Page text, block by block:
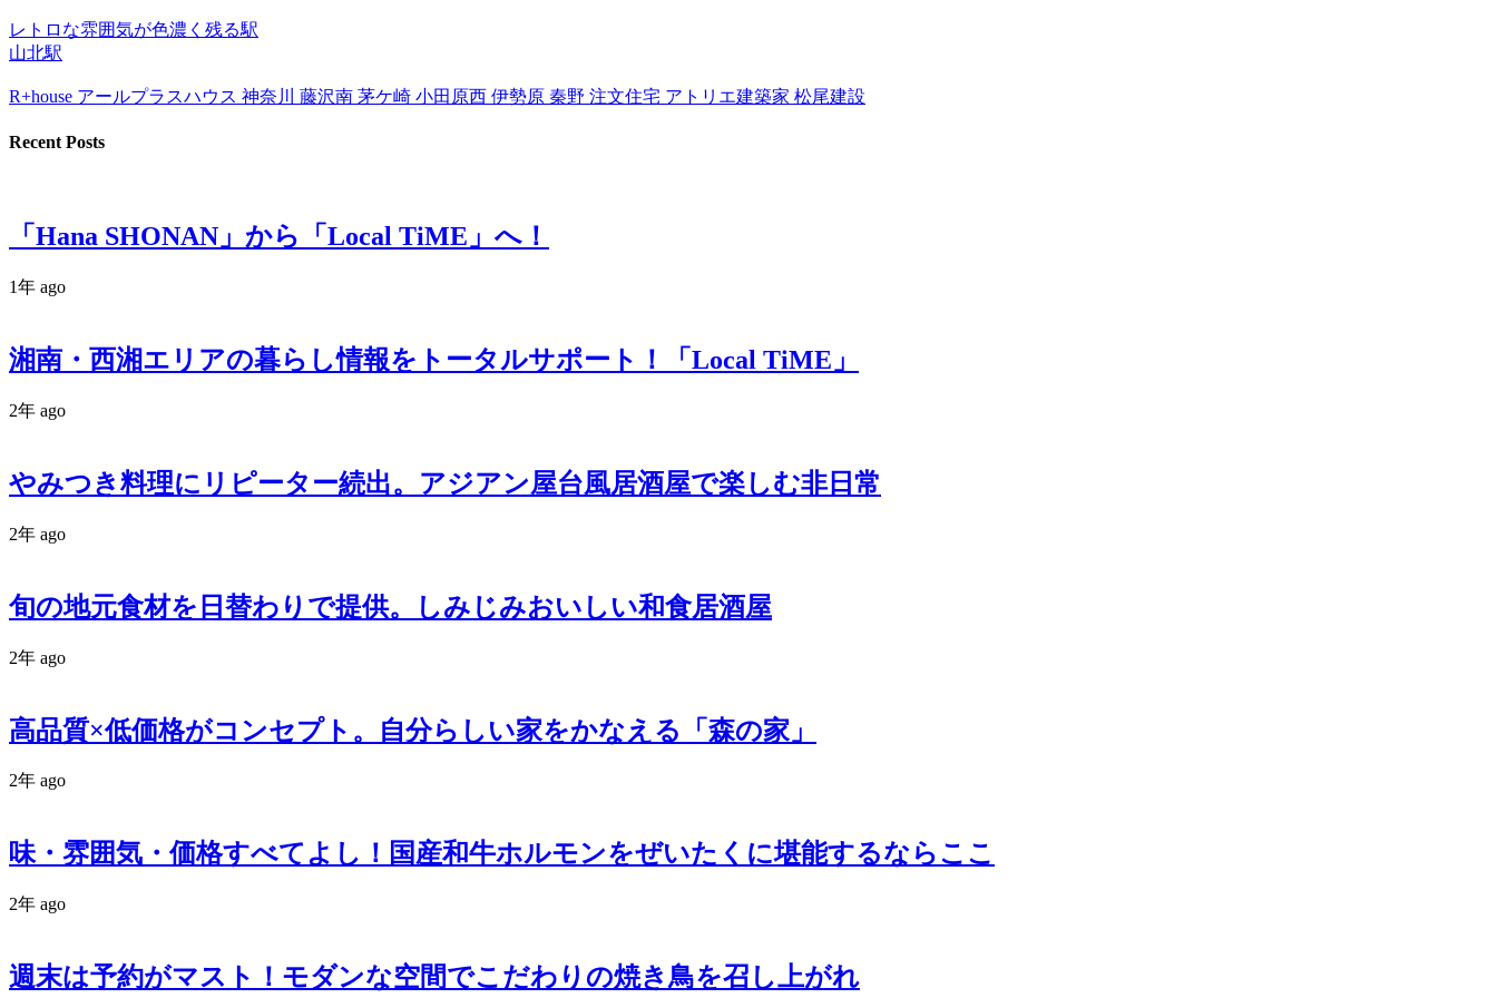
レトロな雰囲気が色濃く残る駅
山北駅
R+house アールプラスハウス 神奈川 藤沢南 茅ケ崎 小田原西 伊勢原 秦野 注文住宅 アトリエ建築家 松尾建設
Recent Posts
「Hana SHONAN」から「Local TiME」へ！
1年 ago
湘南・西湘エリアの暮らし情報をトータルサポート！「Local TiME」
2年 ago
やみつき料理にリピーター続出。アジアン屋台風居酒屋で楽しむ非日常
2年 ago
旬の地元食材を日替わりで提供。しみじみおいしい和食居酒屋
2年 ago
高品質×低価格がコンセプト。自分らしい家をかなえる「森の家」
2年 ago
味・雰囲気・価格すべてよし！国産和牛ホルモンをぜいたくに堪能するならここ
2年 ago
週末は予約がマスト！モダンな空間でこだわりの焼き鳥を召し上がれ